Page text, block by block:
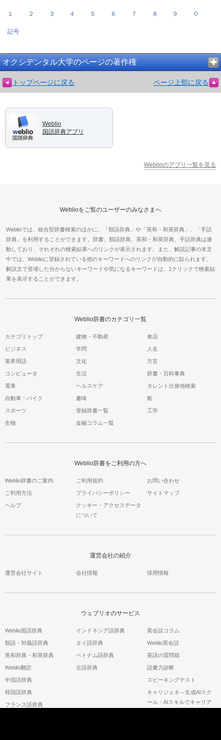
１ ２ ３ ４ ５ ６ ７ ８ ９ ０
記号
オクシデンタル大学のページの著作権
トップページに戻る ページ上部に戻る
Weblio
国語辞典アプリ
Weblioのアプリ一覧を見る
Weblioをご覧のユーザーのみなさまへ
Weblioでは、統合型辞書検索のほかに、「類語辞典」や「英和・和英辞典」、「手話
辞典」を利用することができます。辞書、類語辞典、英和・和英辞典、手話辞典は連
動しており、それぞれの検索結果へのリンクが表示されます。また、解説記事の本文
中では、Weblioに登録されている他のキーワードへのリンクが自動的に貼られます。
解説文で登場した分からないキーワードや気になるキーワードは、1クリックで検索結
果を表示することができます。
Weblio辞書のカテゴリ一覧
カテゴリトップ 建物・不動産 食品
ビジネス 学問 人名
業界用語 文化 方言
コンピュータ 生活 辞書・百科事典
電車 ヘルスケア タレント出身地検索
自動車・バイク 趣味 船
スポーツ 登録辞書一覧 工学
生物 金融コラム一覧
Weblio辞書をご利用の方へ
Weblio辞書のご案内 ご利用規約 お問い合わせ
ご利用方法 プライバシーポリシー サイトマップ
ヘルプ
クッキー・アクセスデータ
について
運営会社の紹介
運営会社サイト 会社情報 採用情報
ウェブリオのサービス
Weblio国語辞典
類語・対義語辞典
英和辞典・和英辞典
Weblio翻訳
中国語辞典
韓国語辞典
フランス語辞典
インドネシア語辞典
タイ語辞典
ベトナム語辞典
古語辞典
英会話コラム
Weblio英会話
英語の質問箱
語彙力診断
スピーキングテスト
キャリジェネ～生成AIスク
ール・AIスキルでキャリア